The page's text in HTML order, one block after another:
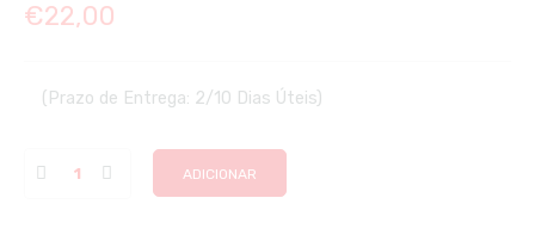
€22,00
(Prazo de Entrega: 2/10 Dias Úteis)
ADICIONAR